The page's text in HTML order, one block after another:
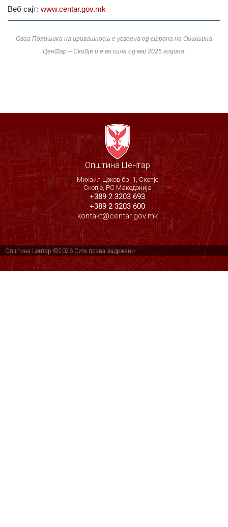
Веб сајт: www.centar.gov.mk
Оваа Политика на приватност е усвоена од страна на Општина
Центар – Скопје и е во сила од мај 2025 година.
Општина Центар
Михаил Цоков бр. 1, Скопје
Скопје, РС Македонија
+389 2 3203 693
+389 2 3203 600
kontakt@centar.gov.mk
Општина Центар ©2026 Сите права задржани